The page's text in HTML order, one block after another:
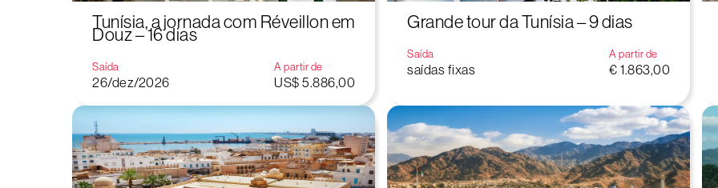
Tunísia, a jornada com Réveillon em
Douz – 16 dias
Saída
26/dez/2026
A partir de
US$ 5.886,00
Grande tour da Tunísia – 9 dias
Saída
saídas fixas
A partir de
€ 1.863,00